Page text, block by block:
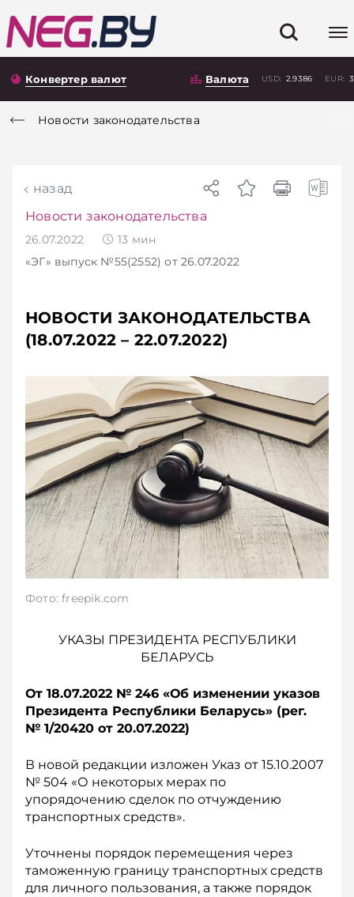
Конвертер валют Валюта USD: 2.9386 EUR:
Новости законодательства
назад
Новости законодательства
26.07.2022 13 мин
«ЭГ» выпуск №55(2552) от 26.07.2022
НОВОСТИ ЗАКОНОДАТЕЛЬСТВА
(18.07.2022 – 22.07.2022)
Фото: freepik.com
УКАЗЫ ПРЕЗИДЕНТА РЕСПУБЛИКИ
БЕЛАРУСЬ
От 18.07.2022 № 246 «Об изменении указов
Президента Республики Беларусь» (рег.
№ 1/20420 от 20.07.2022)
В новой редакции изложен Указ от 15.10.2007
№ 504 «О некоторых мерах по
упорядочению сделок по отчуждению
транспортных средств».
Уточнены порядок перемещения через
таможенную границу транспортных средств
для личного пользования, а также порядок